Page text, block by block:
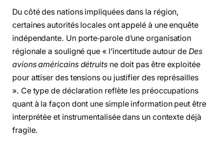
Du côté des nations impliquées dans la région,
certaines autorités locales ont appelé à une enquête
indépendante. Un porte‑parole d’une organisation
régionale a souligné que « l’incertitude autour de Des
avions américains détruitsne doit pas être exploitée
pour attiser des tensions ou justifier des représailles
». Ce type de déclaration reflète les préoccupations
quant à la façon dont une simple information peut être
interprétée et instrumentalisée dans un contexte déjà
fragile.